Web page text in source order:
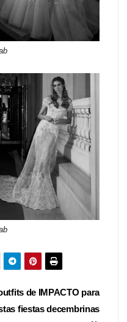
de IMPACTO para
fiestas decembrinas